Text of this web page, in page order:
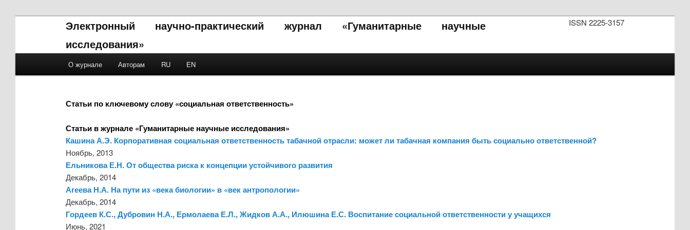
ISSN 2225-3157
Электронный научно-практический журнал «Гуманитарные научные
исследования»
Skip to primary content
Skip to secondary content
О журнале Авторам RU EN
Статьи по ключевому слову «социальная ответственность»
Статьи в журнале «Гуманитарные научные исследования»
Кашина А.Э. Корпоративная социальная ответственность табачной отрасли: может ли табачная компания быть социально ответственной?
Ноябрь, 2013
Ельникова Е.Н. От общества риска к концепции устойчивого развития
Декабрь, 2014
Агеева Н.А. На пути из «века биологии» в «век антропологии»
Декабрь, 2014
Гордеев К.С., Дубровин Н.А., Ермолаева Е.Л., Жидков А.А., Илюшина Е.С. Воспитание социальной ответственности у учащихся
Июнь, 2021